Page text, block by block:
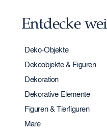
Entdecke
Deko-Objekte
Dekoobjekte & Figuren
Dekoration
Dekorative Elemente
Figuren & Tierfiguren
Mare